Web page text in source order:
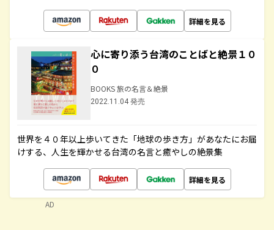
詳細を見る
心に寄り添う台湾のことばと絶景１０
０
BOOKS 旅の名言＆絶景
2022.11.04 発売
世界を４０年以上歩いてきた「地球の歩き方」があなたにお届
けする、人生を輝かせる台湾の名言と癒やしの絶景集
詳細を見る
AD